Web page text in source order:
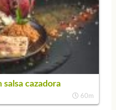
salsa cazadora
60m